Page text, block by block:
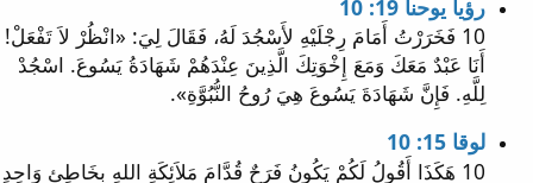
رؤيا يوحنا 19: 10
10 فَخَرَرْتُ أَمَامَ رِجْلَيْهِ لأَسْجُدَ لَهُ، فَقَالَ لِيَ: «انْظُرْ لاَ تَفْعَلْ!
أَنَا عَبْدٌ مَعَكَ وَمَعَ إِخْوَتِكَ الَّذِينَ عِنْدَهُمْ شَهَادَةُ يَسُوعَ. اسْجُدْ
لِلَّهِ. فَإِنَّ شَهَادَةَ يَسُوعَ هِيَ رُوحُ النُّبُوَّةِ».
لوقا 15: 10
10 هَكَذَا أَقُولُ لَكُمْ يَكُونُ فَرَحٌ قُدَّامَ مَلاَئِكَةِ اللهِ بِخَاطِئٍ وَاحِدٍ